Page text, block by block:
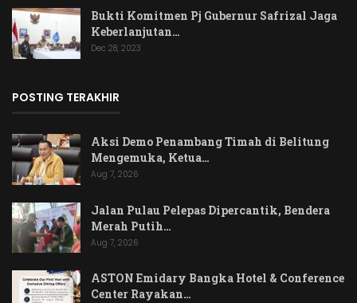
Bukti Komitmen Pj Gubernur Safrizal Jaga
Keberlanjutan…
Dec 28, 2023
POSTING TERAKHIR
Aksi Demo Penambang Timah di Belitung
Mengemuka, Ketua…
Aug 7, 2026
Jalan Pulau Pelepas Dipercantik, Bendera
Merah Putih…
Aug 7, 2026
ASTON Emidary Bangka Hotel & Conference
Center Rayakan…